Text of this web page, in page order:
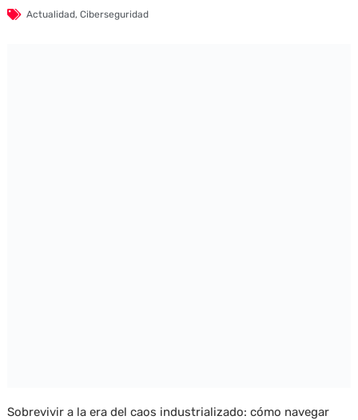
Actualidad, Ciberseguridad
Sobrevivir a la era del caos industrializado: cómo navegar